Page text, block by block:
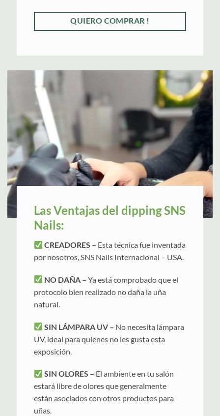
QUIERO COMPRAR !
Las Ventajas del dipping SNS
Nails:
CREADORES – Esta técnica fue inventada
por nosotros, SNS Nails Internacional – USA.
NO DAÑA – Ya está comprobado que el
protocolo bien realizado no daña la uña
natural.
SIN LÁMPARA UV – No necesita lámpara
UV, ideal para quienes no les gusta esta
exposición.
SIN OLORES – El ambiente en tu salón
estará libre de olores que generalmente
están asociados con otros productos para
uñas.